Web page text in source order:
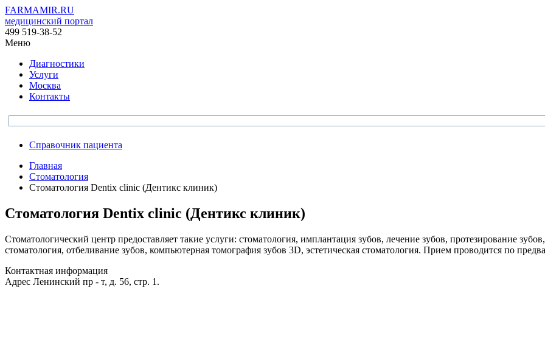
FARMAMIR.RU
медицинский портал
499 519-38-52
Меню
Диагностики
Услуги
Москва
Контакты
Справочник пациента
Главная
Стоматология
Стоматология Dentix clinic (Дентикс клиник)
Стоматология Dentix clinic (Дентикс клиник)
Стоматологический центр предоставляет такие услуги: стоматология, имплантация зубов, лечение зубов, протезирование
стоматология, отбеливание зубов, компьютерная томография зубов 3D, эстетическая стоматология. Прием проводится по
Контактная информация
Адрес Ленинский пр - т, д. 56, стр. 1.